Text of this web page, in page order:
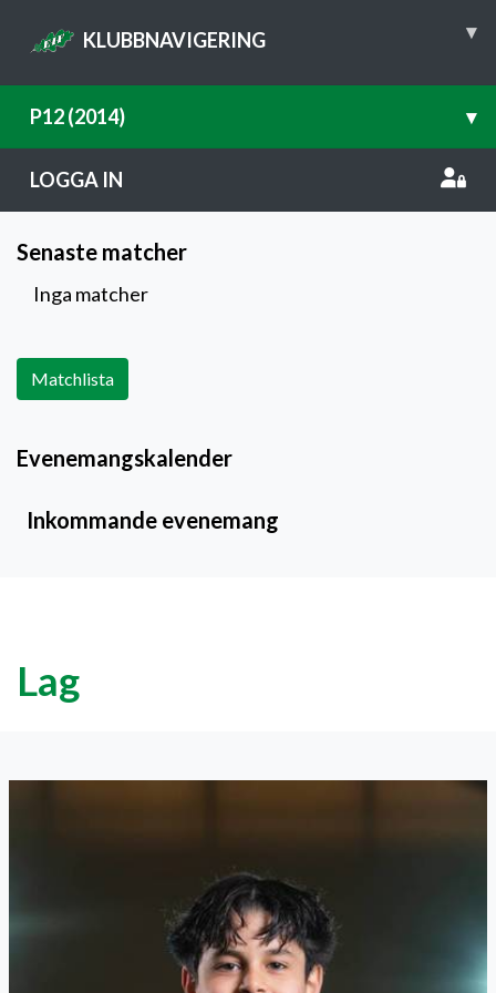
KLUBBNAVIGERING ▾
P12 (2014) ▾
LOGGA IN
Senaste matcher
Inga matcher
Matchlista
Evenemangskalender
Inkommande evenemang
Lag